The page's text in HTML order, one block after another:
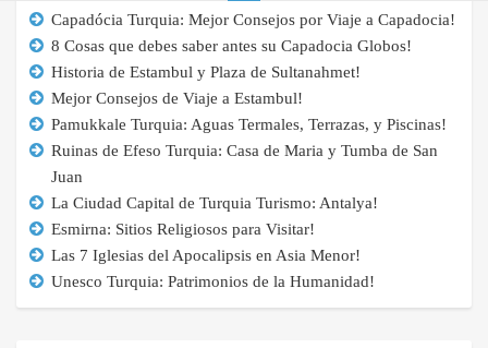
Capadócia Turquia: Mejor Consejos por Viaje a Capadocia!
8 Cosas que debes saber antes su Capadocia Globos!
Historia de Estambul y Plaza de Sultanahmet!
Mejor Consejos de Viaje a Estambul!
Pamukkale Turquia: Aguas Termales, Terrazas, y Piscinas!
Ruinas de Efeso Turquia: Casa de Maria y Tumba de San
Juan
La Ciudad Capital de Turquia Turismo: Antalya!
Esmirna: Sitios Religiosos para Visitar!
Las 7 Iglesias del Apocalipsis en Asia Menor!
Unesco Turquia: Patrimonios de la Humanidad!